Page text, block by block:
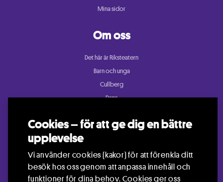
Cookies – för att ge dig en bättre
upplevelse
Vi använder cookies (kakor) för att förenkla ditt
besök hos oss genom att anpassa innehåll och
funktioner för dina behov. Cookies ger oss
Mina sidor
Om oss
Det här är Riksteatern
Barn och unga
Cullberg
Dans
Riksteatern Crea
Teater